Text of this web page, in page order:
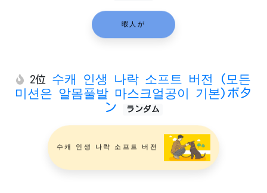
暇人が
2位
수캐 인생 나락 소프트 버전 (모든
미션은 알몸풀발 마스크얼공이 기본)ボタ
ン
ランダム
수캐 인생 나락 소프트 버전